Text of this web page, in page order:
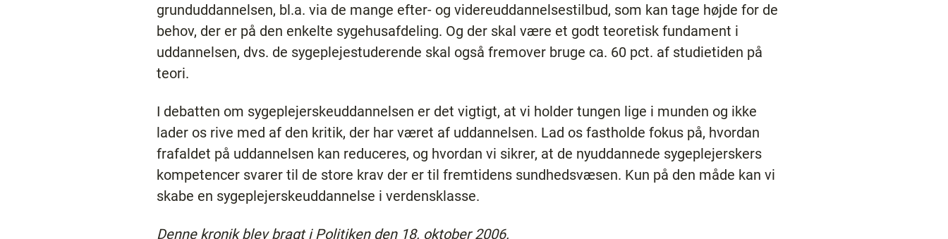
grunduddannelsen, bl.a. via de mange efter- og videreuddannelsestilbud, som kan tage højde for de
behov, der er på den enkelte sygehusafdeling. Og der skal være et godt teoretisk fundament i
uddannelsen, dvs. de sygeplejestuderende skal også fremover bruge ca. 60 pct. af studietiden på
teori.
I debatten om sygeplejerskeuddannelsen er det vigtigt, at vi holder tungen lige i munden og ikke
lader os rive med af den kritik, der har været af uddannelsen. Lad os fastholde fokus på, hvordan
frafaldet på uddannelsen kan reduceres, og hvordan vi sikrer, at de nyuddannede sygeplejerskers
kompetencer svarer til de store krav der er til fremtidens sundhedsvæsen. Kun på den måde kan vi
skabe en sygeplejerskeuddannelse i verdensklasse.
Denne kronik blev bragt i Politiken den 18. oktober 2006.